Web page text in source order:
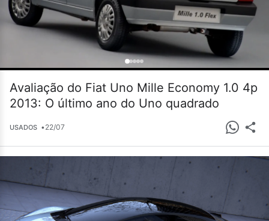
Avaliação do Fiat Uno Mille Economy 1.0 4p
2013: O último ano do Uno quadrado
USADOS •22/07